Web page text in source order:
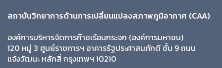
สถาบันวิทยาการด้านการเปลี่ยนแปลงสภาพภูมิอากาศ (CAA)
องค์การบริหารจัดการก๊าซเรือนกระจก (องค์การมหาชน)
120 หมู่ 3 ศูนย์ราชการฯ อาคารรัฐประศาสนภักดี ชั้น 9 ถนน
แจ้งวัฒนะ หลักสี่ กรุงเทพฯ 10210